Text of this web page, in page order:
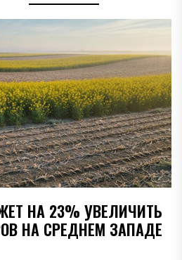
НА 23% УВЕЛИЧИТЬ
НА СРЕДНЕМ ЗАПАДЕ